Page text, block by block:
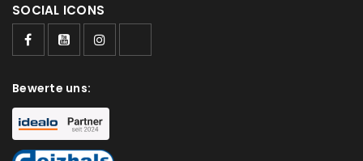
E-Mail-Adresse*
Ein Link zum Erstellen eines neuen Passworts wird an
deine E-Mail-Adresse gesendet.
NEWSLETTER ABONNIEREN
SOCIAL ICONS
Bewerte uns: